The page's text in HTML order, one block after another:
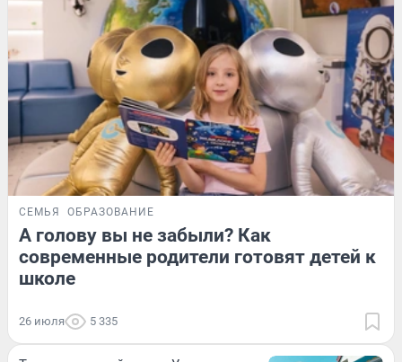
СЕМЬЯ ОБРАЗОВАНИЕ
А голову вы не забыли? Как
современные родители готовят детей к
школе
26 июля 5 335